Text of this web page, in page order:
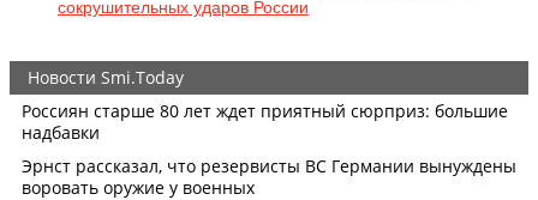
сокрушительных ударов России